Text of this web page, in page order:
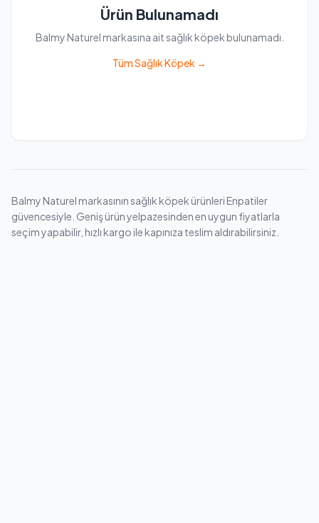
Ürün Bulunamadı
Balmy Naturel markasına ait sağlık köpek bulunamadı.
Tüm Sağlık Köpek →
Balmy Naturel markasının sağlık köpek ürünleri Enpatiler
güvencesiyle. Geniş ürün yelpazesinden en uygun fiyatlarla
seçim yapabilir, hızlı kargo ile kapınıza teslim aldırabilirsiniz.